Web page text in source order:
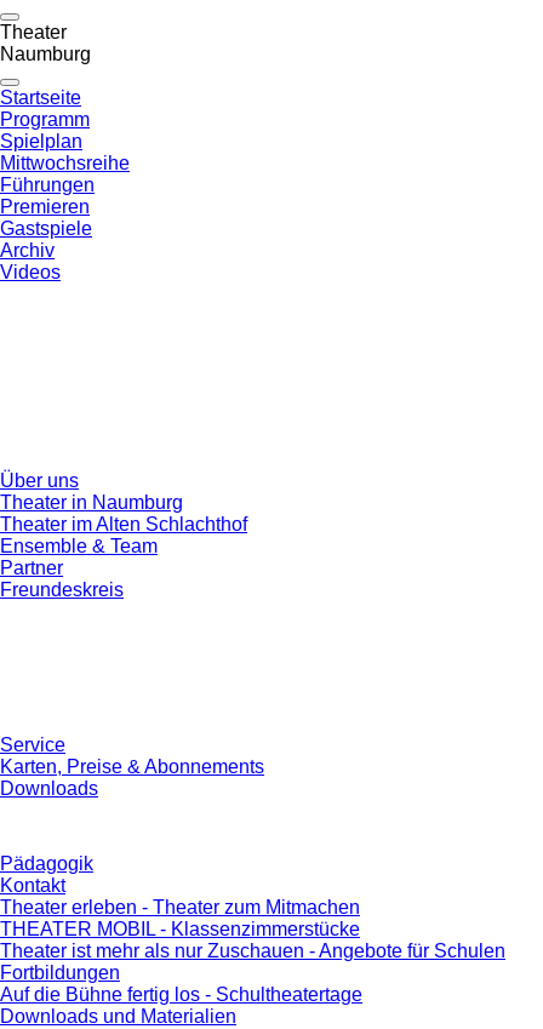
Theater
Naumburg
Startseite
Programm
Spielplan
Mittwochsreihe
Führungen
Premieren
Gastspiele
Archiv
Videos
Über uns
Theater in Naumburg
Theater im Alten Schlachthof
Ensemble & Team
Partner
Freundeskreis
Service
Karten, Preise & Abonnements
Downloads
Pädagogik
Kontakt
Theater erleben - Theater zum Mitmachen
THEATER MOBIL - Klassenzimmerstücke
Theater ist mehr als nur Zuschauen - Angebote für Schulen
Fortbildungen
Auf die Bühne fertig los - Schultheatertage
Downloads und Materialien